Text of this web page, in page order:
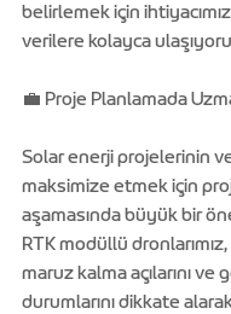
belirlemek için
verilere kolayca
💼 Proje Planlamada
Solar enerji projelerinin
maksimize etmek için
aşamasında büyük bir
RTK modüllü dronlarımız,
maruz kalma açılarını ve
durumlarını dikkate